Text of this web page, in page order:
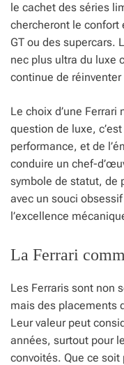
le cachet des séries
chercheront le confort
GT ou des supercars.
nec plus ultra du luxe
continue de
Le choix d’une Ferrari
question de luxe,
performance, et de
conduire un chef-
symbole de statut, de
avec un souci
l’excellence
La Ferrari
Les Ferraris sont non
mais des placements
Leur valeur peut
années, surtout pour
convoités. Que ce